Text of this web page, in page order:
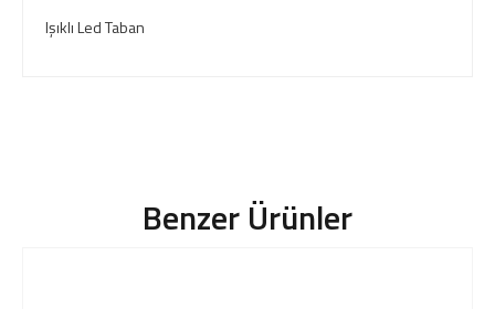
Işıklı Led Taban
Benzer Ürünler